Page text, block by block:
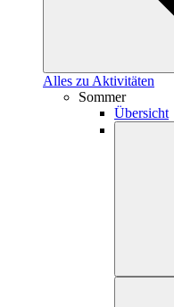
Alles zu Aktivitäten
Sommer
Übersicht